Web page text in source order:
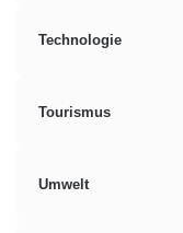
Technologie
Tourismus
Umwelt